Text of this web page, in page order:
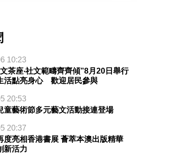
10:23
茶座‧社文範疇齊齊傾”8月20日舉行
活點亮身心 歡迎居民參與
20:53
童藝術節多元藝文活動接連登場
20:37
度亮相香港書展 薈萃本澳出版精華
新活力